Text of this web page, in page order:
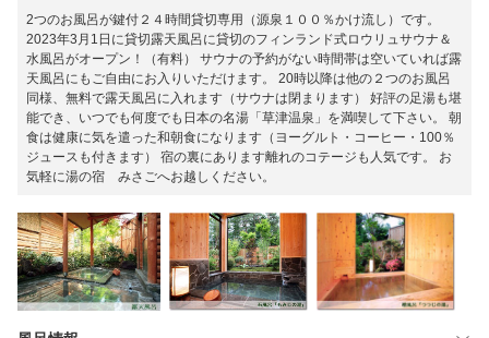
2つのお風呂が鍵付２４時間貸切専用（源泉１００％かけ流し）です。
2023年3月1日に貸切露天風呂に貸切のフィンランド式ロウリュサウナ＆
水風呂がオープン！（有料） サウナの予約がない時間帯は空いていれば露
天風呂にもご自由にお入りいただけます。 20時以降は他の２つのお風呂
同様、無料で露天風呂に入れます（サウナは閉まります） 好評の足湯も堪
能でき、いつでも何度でも日本の名湯「草津温泉」を満喫して下さい。 朝
食は健康に気を遣った和朝食になります（ヨーグルト・コーヒー・100％
ジュースも付きます） 宿の裏にあります離れのコテージも人気です。 お
気軽に湯の宿 みさごへお越しください。